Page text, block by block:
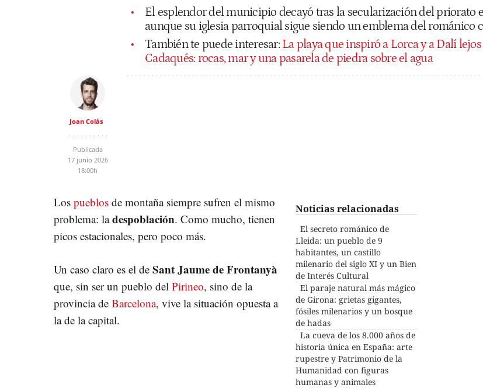
El esplendor del municipio decayó tras la secularización del priorato
aunque su iglesia parroquial sigue siendo un emblema del románico
También te puede interesar: La playa que inspiró a Lorca y a Dalí
Cadaqués: rocas, mar y una pasarela de piedra sobre el agua
Joan Colás
Publicada
17 junio 2026
18:00h
Noticias relacionadas
El secreto románico de
Lleida: un pueblo de 9
habitantes, un castillo
milenario del siglo XI y un Bien
de Interés Cultural
El paraje natural más mágico
de Girona: grietas gigantes,
fósiles milenarios y un bosque
de hadas
La cueva de los 8.000 años de
historia única en España: arte
rupestre y Patrimonio de la
Humanidad con figuras
humanas y animales
Los pueblos de montaña siempre sufren el mismo
problema: ladespoblación. Como mucho, tienen
picos estacionales, pero poco más.
Un caso claro es el de Sant Jaume de Frontanyà
que, sin ser un pueblo del Pirineo, sino de la
provincia de Barcelona, vive la situación opuesta a
la de la capital.